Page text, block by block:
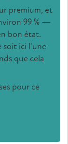
premium, et
99 % —
bon état.
soit ici l'une
que cela
pour ce